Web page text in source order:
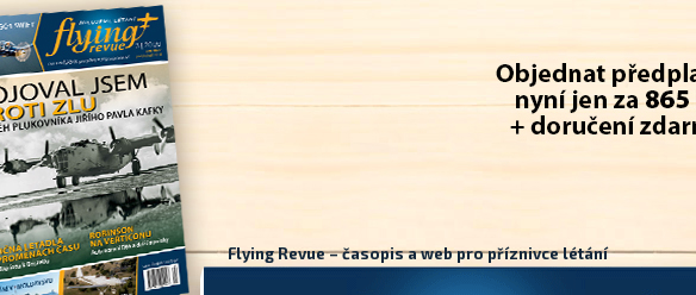
Flying Revue – časopis a web pro příznivce létání